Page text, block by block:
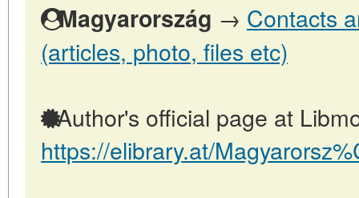
Magyarország → Contacts
(articles, photo, files etc)
Author's official page at
https://elibrary.at/